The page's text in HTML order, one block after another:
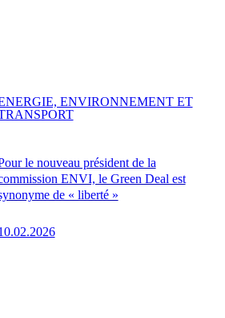
le nouveau président de la
ENVI, le Green Deal est
de « liberté »
ENVIRONNEMENT ET